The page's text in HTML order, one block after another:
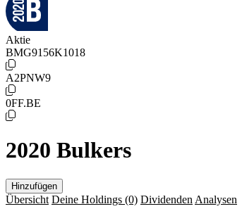
Aktie
BMG9156K1018
A2PNW9
0FF.BE
2020 Bulkers
Hinzufügen
Übersicht Deine Holdings (0) Dividenden Analysen